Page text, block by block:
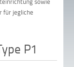
für jegliche
P1